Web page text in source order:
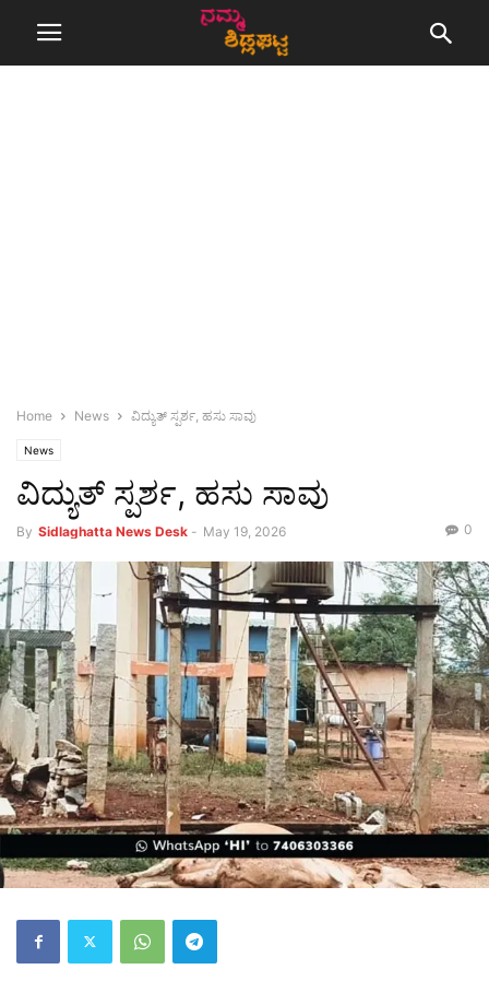
Home News ವಿದ್ಯುತ್ ಸ್ಪರ್ಶ, ಹಸು ಸಾವು
News
ವಿದ್ಯುತ್ ಸ್ಪರ್ಶ, ಹಸು ಸಾವು
By Sidlaghatta News Desk - May 19, 2026 0